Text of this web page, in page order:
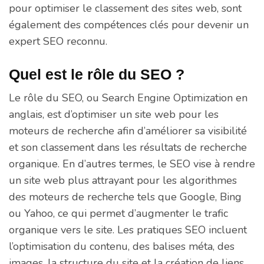
pour optimiser le classement des sites web, sont
également des compétences clés pour devenir un
expert SEO reconnu.
Quel est le rôle du SEO ?
Le rôle du SEO, ou Search Engine Optimization en
anglais, est d’optimiser un site web pour les
moteurs de recherche afin d’améliorer sa visibilité
et son classement dans les résultats de recherche
organique. En d’autres termes, le SEO vise à rendre
un site web plus attrayant pour les algorithmes
des moteurs de recherche tels que Google, Bing
ou Yahoo, ce qui permet d’augmenter le trafic
organique vers le site. Les pratiques SEO incluent
l’optimisation du contenu, des balises méta, des